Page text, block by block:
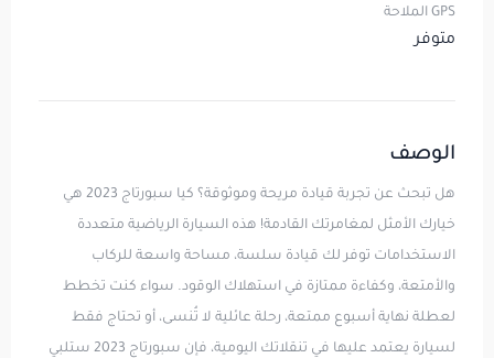
GPS الملاحة
متوفر
الوصف
هل تبحث عن تجربة قيادة مريحة وموثوقة؟ كيا سبورتاج 2023 هي
خيارك الأمثل لمغامرتك القادمة! هذه السيارة الرياضية متعددة
الاستخدامات توفر لك قيادة سلسة، مساحة واسعة للركاب
والأمتعة، وكفاءة ممتازة في استهلاك الوقود. سواء كنت تخطط
لعطلة نهاية أسبوع ممتعة، رحلة عائلية لا تُنسى، أو تحتاج فقط
لسيارة يعتمد عليها في تنقلاتك اليومية، فإن سبورتاج 2023 ستلبي